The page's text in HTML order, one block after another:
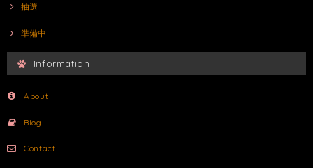
抽選
準備中
Information
About
Blog
Contact